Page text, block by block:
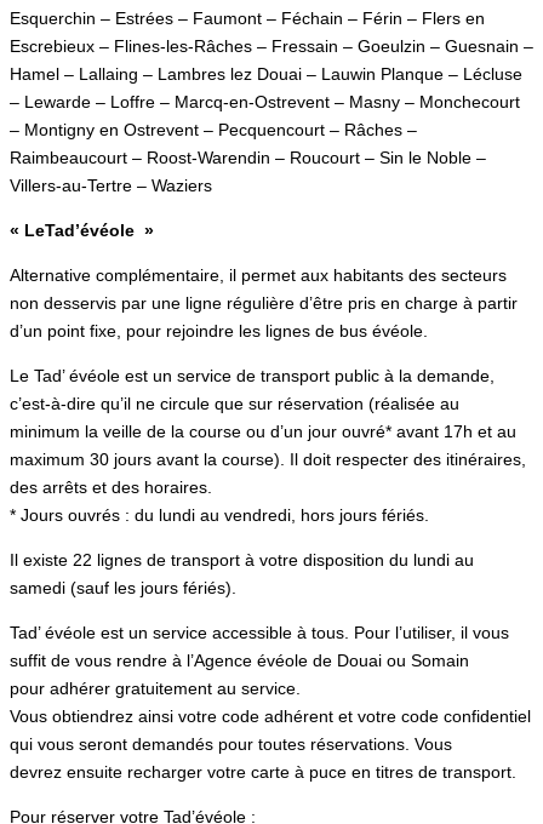
Esquerchin – Estrées – Faumont – Féchain – Férin – Flers en
Escrebieux – Flines-les-Râches – Fressain – Goeulzin – Guesnain –
Hamel – Lallaing – Lambres lez Douai – Lauwin Planque – Lécluse
– Lewarde – Loffre – Marcq-en-Ostrevent – Masny – Monchecourt
– Montigny en Ostrevent – Pecquencourt – Râches –
Raimbeaucourt – Roost-Warendin – Roucourt – Sin le Noble –
Villers-au-Tertre – Waziers
« LeTad’évéole »
Alternative complémentaire, il permet aux habitants des secteurs
non desservis par une ligne régulière d’être pris en charge à partir
d’un point fixe, pour rejoindre les lignes de bus évéole.
Le Tad’ évéole est un service de transport public à la demande,
c’est-à-dire qu’il ne circule que sur réservation (réalisée au
minimum la veille de la course ou d’un jour ouvré* avant 17h et au
maximum 30 jours avant la course). Il doit respecter des itinéraires,
des arrêts et des horaires.
* Jours ouvrés : du lundi au vendredi, hors jours fériés.
Il existe 22 lignes de transport à votre disposition du lundi au
samedi (sauf les jours fériés).
Tad’ évéole est un service accessible à tous. Pour l’utiliser, il vous
suffit de vous rendre à l’Agence évéole de Douai ou Somain
pour adhérer gratuitement au service.
Vous obtiendrez ainsi votre code adhérent et votre code confidentiel
qui vous seront demandés pour toutes réservations. Vous
devrez ensuite recharger votre carte à puce en titres de transport.
Pour réserver votre Tad’évéole :